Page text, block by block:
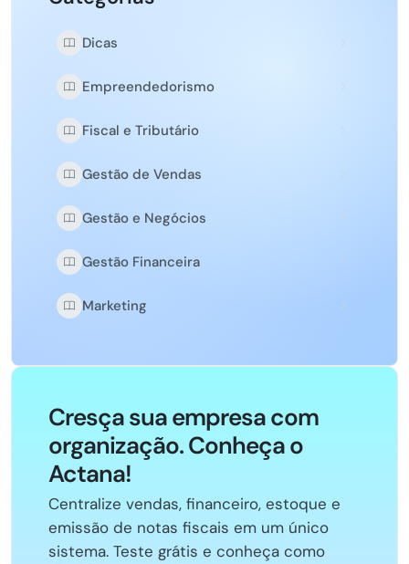
Dicas
Empreendedorismo
Fiscal e Tributário
Gestão de Vendas
Gestão e Negócios
Gestão Financeira
Marketing
Cresça sua empresa com
organização. Conheça o
Actana!
Centralize vendas, financeiro, estoque e
emissão de notas fiscais em um único
sistema. Teste grátis e conheça como